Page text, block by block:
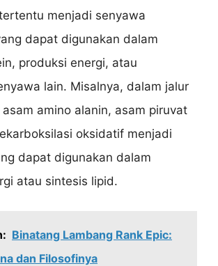
menjadi senyawa
dapat digunakan dalam
produksi energi, atau
lain. Misalnya, dalam jalur
amino alanin, asam piruvat
oksidatif menjadi
dapat digunakan dalam
atau sintesis lipid.
Binatang Lambang Rank Epic:
dan Filosofinya